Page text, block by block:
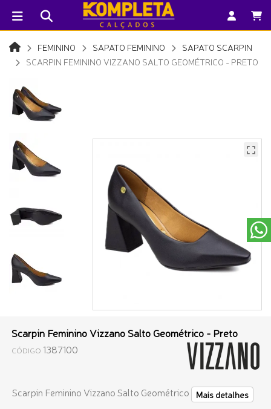
FEMININO SAPATO FEMININO
SAPATO SCARPIN
SCARPIN FEMININO VIZZANO SALTO GEOMÉTRICO - PRETO
Scarpin Feminino Vizzano Salto Geométrico - Preto
CÓDIGO 1387100
Scarpin Feminino Vizzano Salto Geométrico Mais detalhes